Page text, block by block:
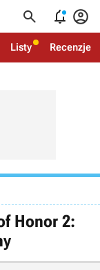
  
Listy Recenzje
Honor 2: